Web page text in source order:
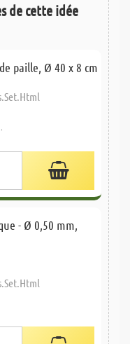
de cette idée
paille, Ø 40 x 8 cm
- Ø 0,50 mm,